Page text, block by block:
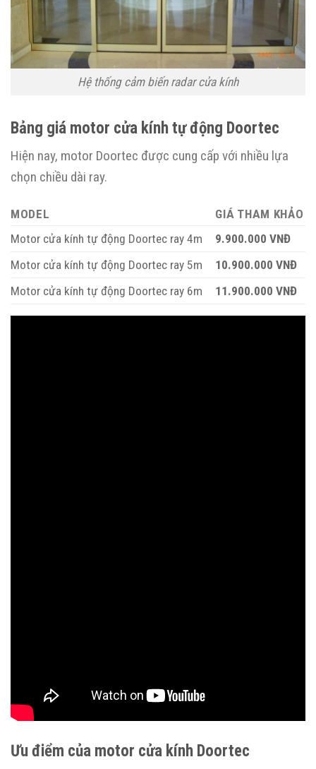
Hệ thống cảm biến radar cửa kính
Bảng giá motor cửa kính tự động Doortec
Hiện nay, motor Doortec được cung cấp với nhiều lựa
chọn chiều dài ray.
MODEL
GIÁ THAM KHẢO
Motor cửa kính tự động Doortec ray 4m
9.900.000 VNĐ
Motor cửa kính tự động Doortec ray 5m
10.900.000 VNĐ
Motor cửa kính tự động Doortec ray 6m
11.900.000 VNĐ
Ưu điểm của motor cửa kính Doortec